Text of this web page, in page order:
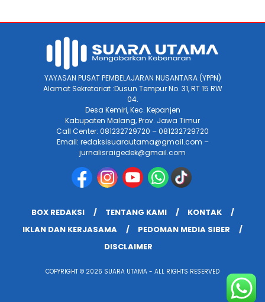
YAYASAN PUSAT PEMBELAJARAN NUSANTARA (YPPN)
Alamat Sekretariat :Dusun Tempur No. 31, RT 15 RW
04.
Desa Kemiri, Kec. Kepanjen
Kabupaten Malang, Prov. Jawa Timur
Call Center: 081232729720 – 081232729720
Email: redaksisuarautama@gmail.com –
jurnalisraigedek@gmail.com
BOX REDAKSI TENTANG KAMI
KONTAK
IKLAN DAN KERJASAMA
PEDOMAN MEDIA SIBER
DISCLAIMER
COPYRIGHT © 2026 SUARA UTAMA - ALL RIGHTS RESERVED